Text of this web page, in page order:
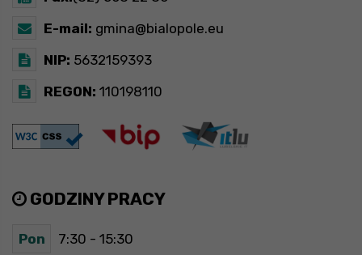
E-mail: gmina@bialopole.eu
NIP: 5632159393
REGON: 110198110
GODZINY PRACY
Pon 7:30 - 15:30